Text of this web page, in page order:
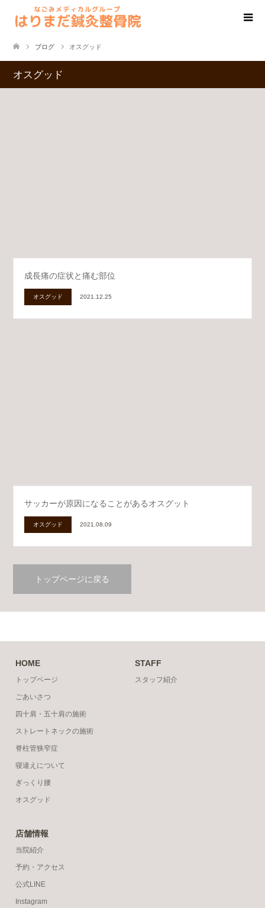
ブログ オスグッド
オスグッド
成長痛の症状と痛む部位
オスグッド 2021.12.25
サッカーが原因になることがあるオスグット
オスグッド 2021.08.09
トップページに戻る
HOME
トップページ
ごあいさつ
四十肩・五十肩の施術
ストレートネックの施術
脊柱管狭窄症
寝違えについて
ぎっくり腰
オスグッド
STAFF
スタッフ紹介
店舗情報
当院紹介
予約・アクセス
公式LINE
Instagram